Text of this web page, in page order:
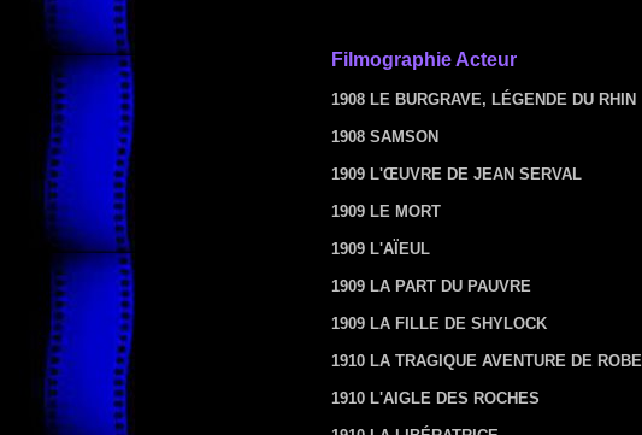
Filmographie Acteur
1908 LE BURGRAVE, LÉGENDE DU RHIN
1908 SAMSON
1909 L'ŒUVRE DE JEAN SERVAL
1909 LE MORT
1909 L'AÏEUL
1909 LA PART DU PAUVRE
1909 LA FILLE DE SHYLOCK
1910 LA TRAGIQUE AVENTURE DE
1910 L'AIGLE DES ROCHES